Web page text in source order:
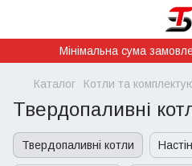
Мінімальна сума
Каталог Котли та
Твердопаливні
Твердопаливні котли